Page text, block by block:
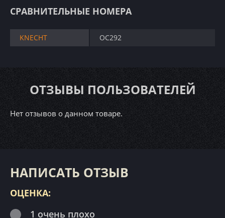
СРАВНИТЕЛЬНЫЕ НОМЕРА
KNECHT OC292
ОТЗЫВЫ ПОЛЬЗОВАТЕЛЕЙ
Нет отзывов о данном товаре.
НАПИСАТЬ ОТЗЫВ
ОЦЕНКА:
1 очень плохо